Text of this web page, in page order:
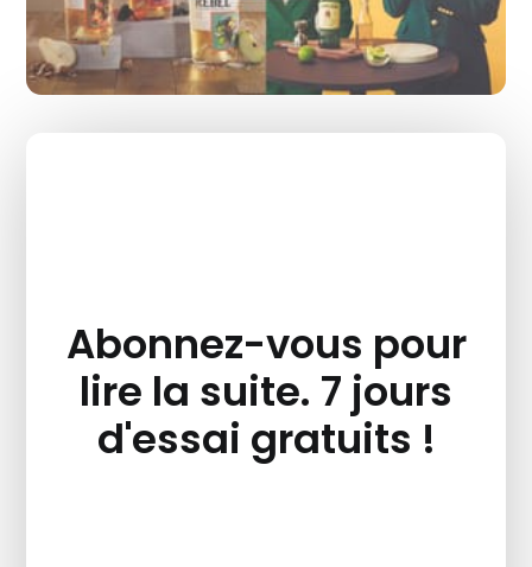
Abonnez-vous pour
lire la suite. 7 jours
d'essai gratuits !